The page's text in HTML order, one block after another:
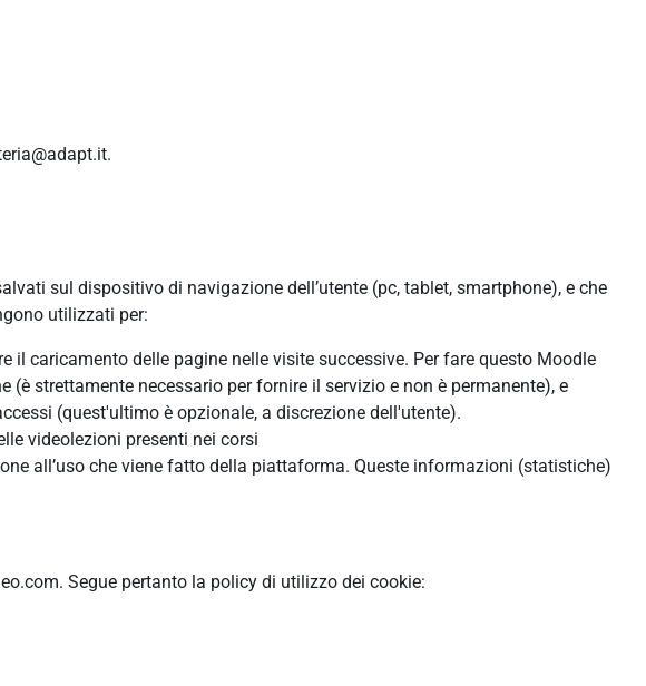
sul dispositivo di navigazione dell’utente (pc, tablet, smartphone), e che
utilizzati per:
il caricamento delle pagine nelle visite successive. Per fare questo Moodle
(è strettamente necessario per fornire il servizio e non è permanente), e
(quest'ultimo è opzionale, a discrezione dell'utente).
videolezioni presenti nei corsi
all’uso che viene fatto della piattaforma. Queste informazioni (statistiche)
Segue pertanto la policy di utilizzo dei cookie: